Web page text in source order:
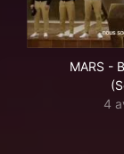
MARS -
4